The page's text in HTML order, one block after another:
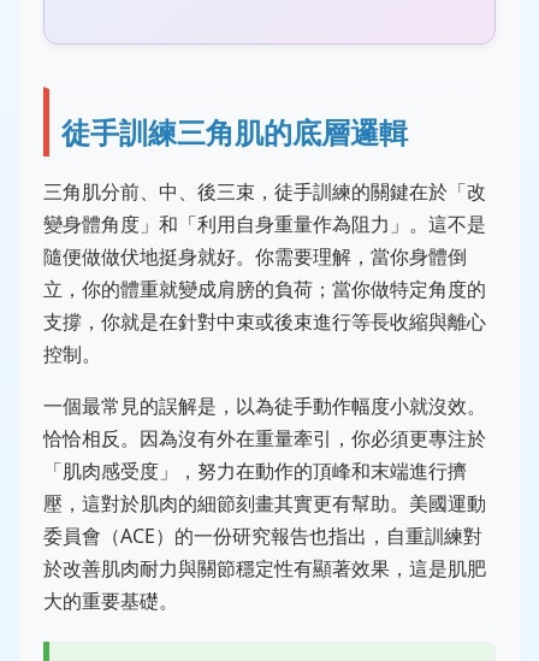
徒手訓練三角肌的底層邏輯
三角肌分前、中、後三束，徒手訓練的關鍵在於「改
變身體角度」和「利用自身重量作為阻力」。這不是
隨便做做伏地挺身就好。你需要理解，當你身體倒
立，你的體重就變成肩膀的負荷；當你做特定角度的
支撐，你就是在針對中束或後束進行等長收縮與離心
控制。
一個最常見的誤解是，以為徒手動作幅度小就沒效。
恰恰相反。因為沒有外在重量牽引，你必須更專注於
「肌肉感受度」，努力在動作的頂峰和末端進行擠
壓，這對於肌肉的細節刻畫其實更有幫助。美國運動
委員會（ACE）的一份研究報告也指出，自重訓練對
於改善肌肉耐力與關節穩定性有顯著效果，這是肌肥
大的重要基礎。